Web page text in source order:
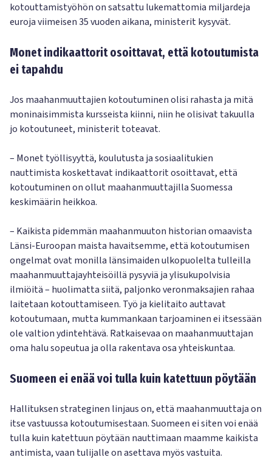
kotouttamistyöhön on satsattu lukemattomia miljardeja
euroja viimeisen 35 vuoden aikana, ministerit kysyvät.
Monet indikaattorit osoittavat, että kotoutumista
ei tapahdu
Jos maahanmuuttajien kotoutuminen olisi rahasta ja mitä
moninaisimmista kursseista kiinni, niin he olisivat takuulla
jo kotoutuneet, ministerit toteavat.
– Monet työllisyyttä, koulutusta ja sosiaalitukien
nauttimista koskettavat indikaattorit osoittavat, että
kotoutuminen on ollut maahanmuuttajilla Suomessa
keskimäärin heikkoa.
– Kaikista pidemmän maahanmuuton historian omaavista
Länsi-Euroopan maista havaitsemme, että kotoutumisen
ongelmat ovat monilla länsimaiden ulkopuolelta tulleilla
maahanmuuttajayhteisöillä pysyviä ja ylisukupolvisia
ilmiöitä – huolimatta siitä, paljonko veronmaksajien rahaa
laitetaan kotouttamiseen. Työ ja kielitaito auttavat
kotoutumaan, mutta kummankaan tarjoaminen ei itsessään
ole valtion ydintehtävä. Ratkaisevaa on maahanmuuttajan
oma halu sopeutua ja olla rakentava osa yhteiskuntaa.
Suomeen ei enää voi tulla kuin katettuun pöytään
Hallituksen strateginen linjaus on, että maahanmuuttaja on
itse vastuussa kotoutumisestaan. Suomeen ei siten voi enää
tulla kuin katettuun pöytään nauttimaan maamme kaikista
antimista, vaan tulijalle on asettava myös vastuita.